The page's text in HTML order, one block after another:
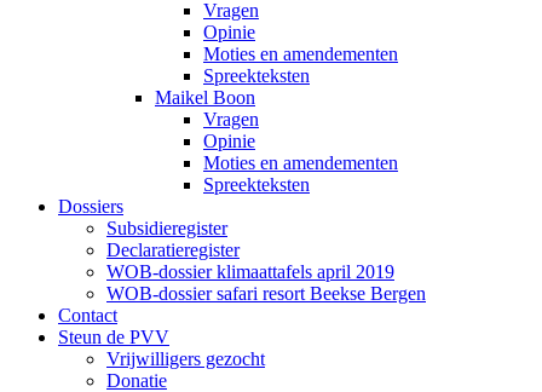
Vragen
Opinie
Moties en amendementen
Spreekteksten
Maikel Boon
Vragen
Opinie
Moties en amendementen
Spreekteksten
Dossiers
Subsidieregister
Declaratieregister
WOB-dossier klimaattafels april 2019
WOB-dossier safari resort Beekse Bergen
Contact
Steun de PVV
Vrijwilligers gezocht
Donatie